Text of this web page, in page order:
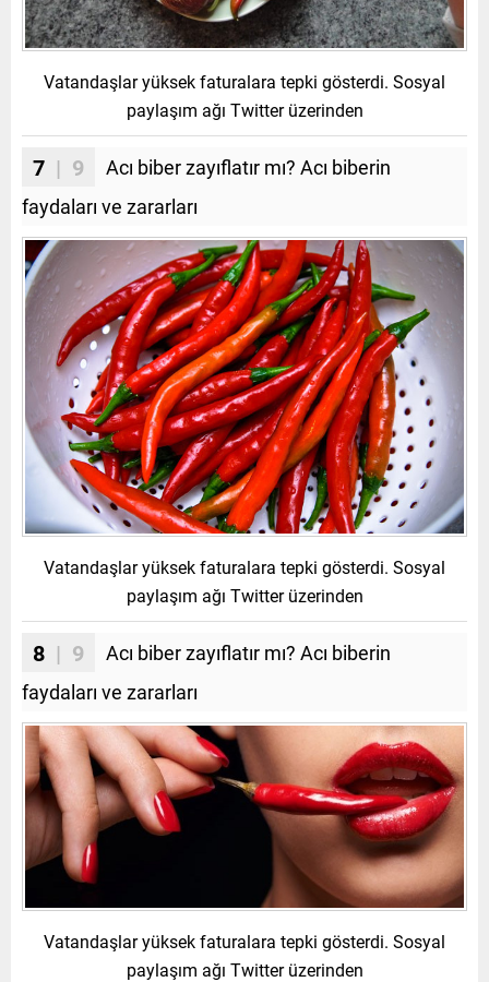
Vatandaşlar yüksek faturalara tepki gösterdi. Sosyal
paylaşım ağı Twitter üzerinden
7 | 9
Acı biber zayıflatır mı? Acı biberin
faydaları ve zararları
Vatandaşlar yüksek faturalara tepki gösterdi. Sosyal
paylaşım ağı Twitter üzerinden
8 | 9
Acı biber zayıflatır mı? Acı biberin
faydaları ve zararları
Vatandaşlar yüksek faturalara tepki gösterdi. Sosyal
paylaşım ağı Twitter üzerinden